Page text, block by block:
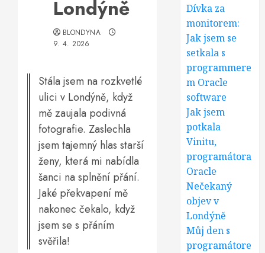
Londýně
BLONDYNA
9. 4. 2026
Stála jsem na rozkvetlé
ulici v Londýně, když
mě zaujala podivná
fotografie. Zaslechla
jsem tajemný hlas starší
ženy, která mi nabídla
šanci na splnění přání.
Jaké překvapení mě
nakonec čekalo, když
jsem se s přáním
svěřila!
Dívka za
monitorem:
Jak jsem se
setkala s
programmere
m Oracle
software
Jak jsem
potkala
Vinitu,
programátora
Oracle
Nečekaný
objev v
Londýně
Můj den s
programátore